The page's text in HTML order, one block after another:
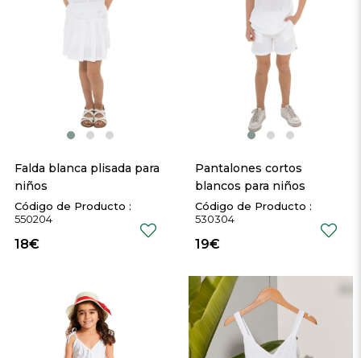
Falda blanca plisada para
niños
550204
18€
Pantalones cortos
blancos para niños
530304
19€